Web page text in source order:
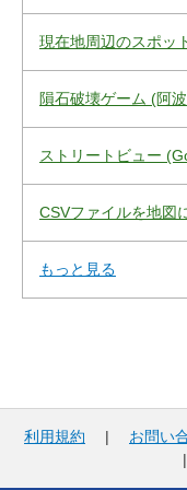
現在地周辺のスポッ
隕石破壊ゲーム (阿
ストリートビュー
CSVファイルを地図
もっと見る
利用規約 | お問い